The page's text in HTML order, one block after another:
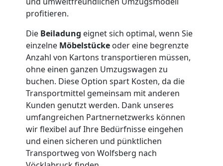
profitieren.
Die Beiladung eignet sich optimal, wenn Sie
einzelne Möbelstücke oder eine begrenzte
Anzahl von Kartons transportieren müssen,
ohne einen ganzen Umzugswagen zu
buchen. Diese Option spart Kosten, da die
Transportmittel gemeinsam mit anderen
Kunden genutzt werden. Dank unseres
umfangreichen Partnernetzwerks können
wir flexibel auf Ihre Bedürfnisse eingehen
und einen sicheren und pünktlichen
Transportweg von Wolfsberg nach
Übersiedlung
Wolfsberg
Klaviertransport
Wolfsberg
Privatumzug